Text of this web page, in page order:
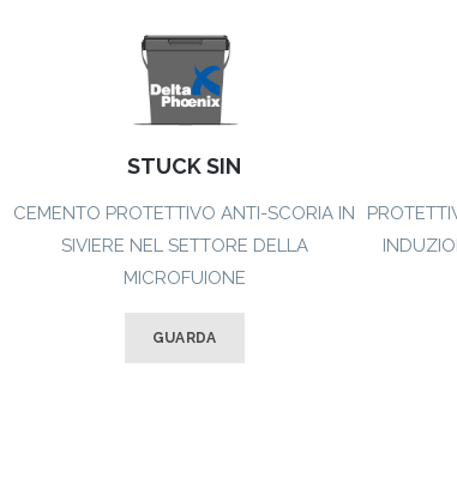
STUCK SIN
CEMENTO PROTETTIVO ANTI-SCORIA IN
SIVIERE NEL SETTORE DELLA
MICROFUIONE
GUARDA